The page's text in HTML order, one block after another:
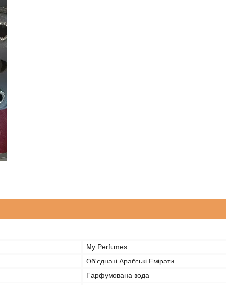
My Perfumes
Об'єднані Арабські Емірати
Парфумована вода